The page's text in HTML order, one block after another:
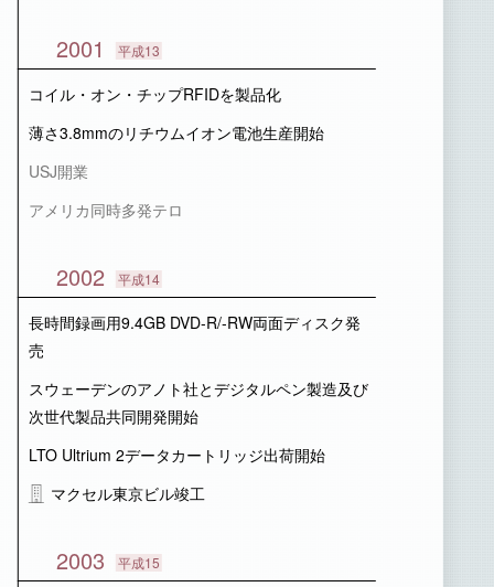
2001 平成13
コイル・オン・チップRFIDを製品化
薄さ3.8mmのリチウムイオン電池生産開始
USJ開業
アメリカ同時多発テロ
2002 平成14
長時間録画用9.4GB DVD-R/-RW両面ディスク発
売
スウェーデンのアノト社とデジタルペン製造及び
次世代製品共同開発開始
LTO Ultrium 2データカートリッジ出荷開始
マクセル東京ビル竣工
2003 平成15